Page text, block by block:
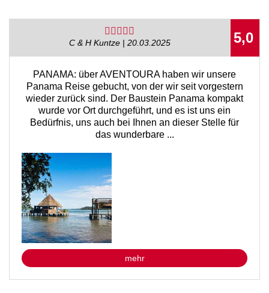
5,0
C & H Kuntze | 20.03.2025
PANAMA: über AVENTOURA haben wir unsere
Panama Reise gebucht, von der wir seit vorgestern
wieder zurück sind. Der Baustein Panama kompakt
wurde vor Ort durchgeführt, und es ist uns ein
Bedürfnis, uns auch bei Ihnen an dieser Stelle für
das wunderbare ...
mehr